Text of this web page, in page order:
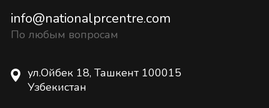
info@nationalprcentre.com
По любым вопросам
ул.Ойбек 18, Ташкент 100015
Узбекистан